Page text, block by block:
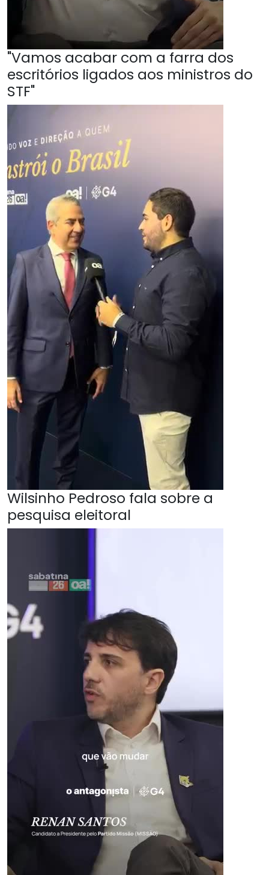
"Vamos acabar com a farra dos
escritórios ligados aos ministros do
STF"
Wilsinho Pedroso fala sobre a
pesquisa eleitoral